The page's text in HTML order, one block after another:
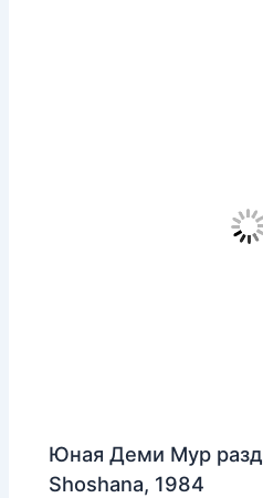
Юная Деми Мур
Shoshana, 1984